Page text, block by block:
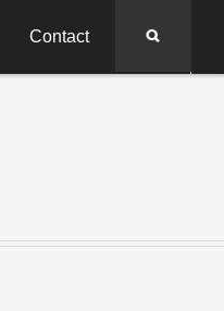
Contact